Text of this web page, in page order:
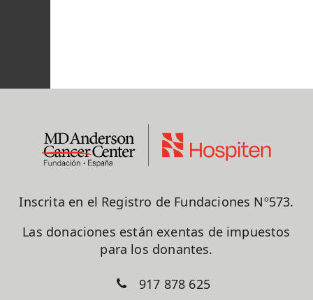
Inscrita en el Registro de Fundaciones Nº573.
Las donaciones están exentas de impuestos
para los donantes.
917 878 625